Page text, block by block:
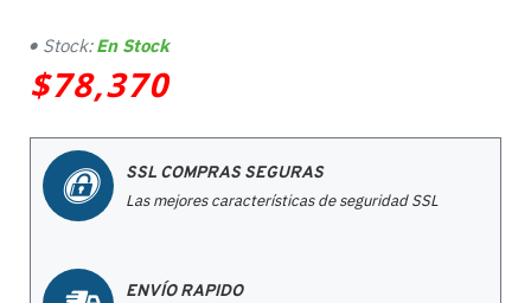
$78,370
Stock: En Stock
SSL COMPRAS SEGURAS
Las mejores características de seguridad SSL
ENVÍO RAPIDO